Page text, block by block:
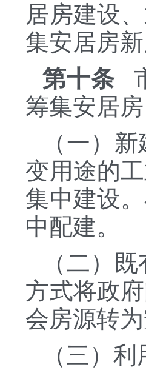
居房建设
集安居房新
第十条
筹集安居房
（一）
变用途的
集中建设
中配建。
（二）
方式将政
会房源转为
（三）